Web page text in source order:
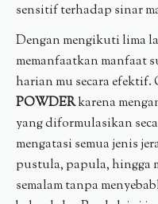
sensitif terhadap sinar
Dengan mengikuti lima
memanfaatkan manfaat
harian mu secara efektif.
POWDERkarena
yang diformulasikan
mengatasi semua jenis
pustula, papula, hingga
semalam tanpa